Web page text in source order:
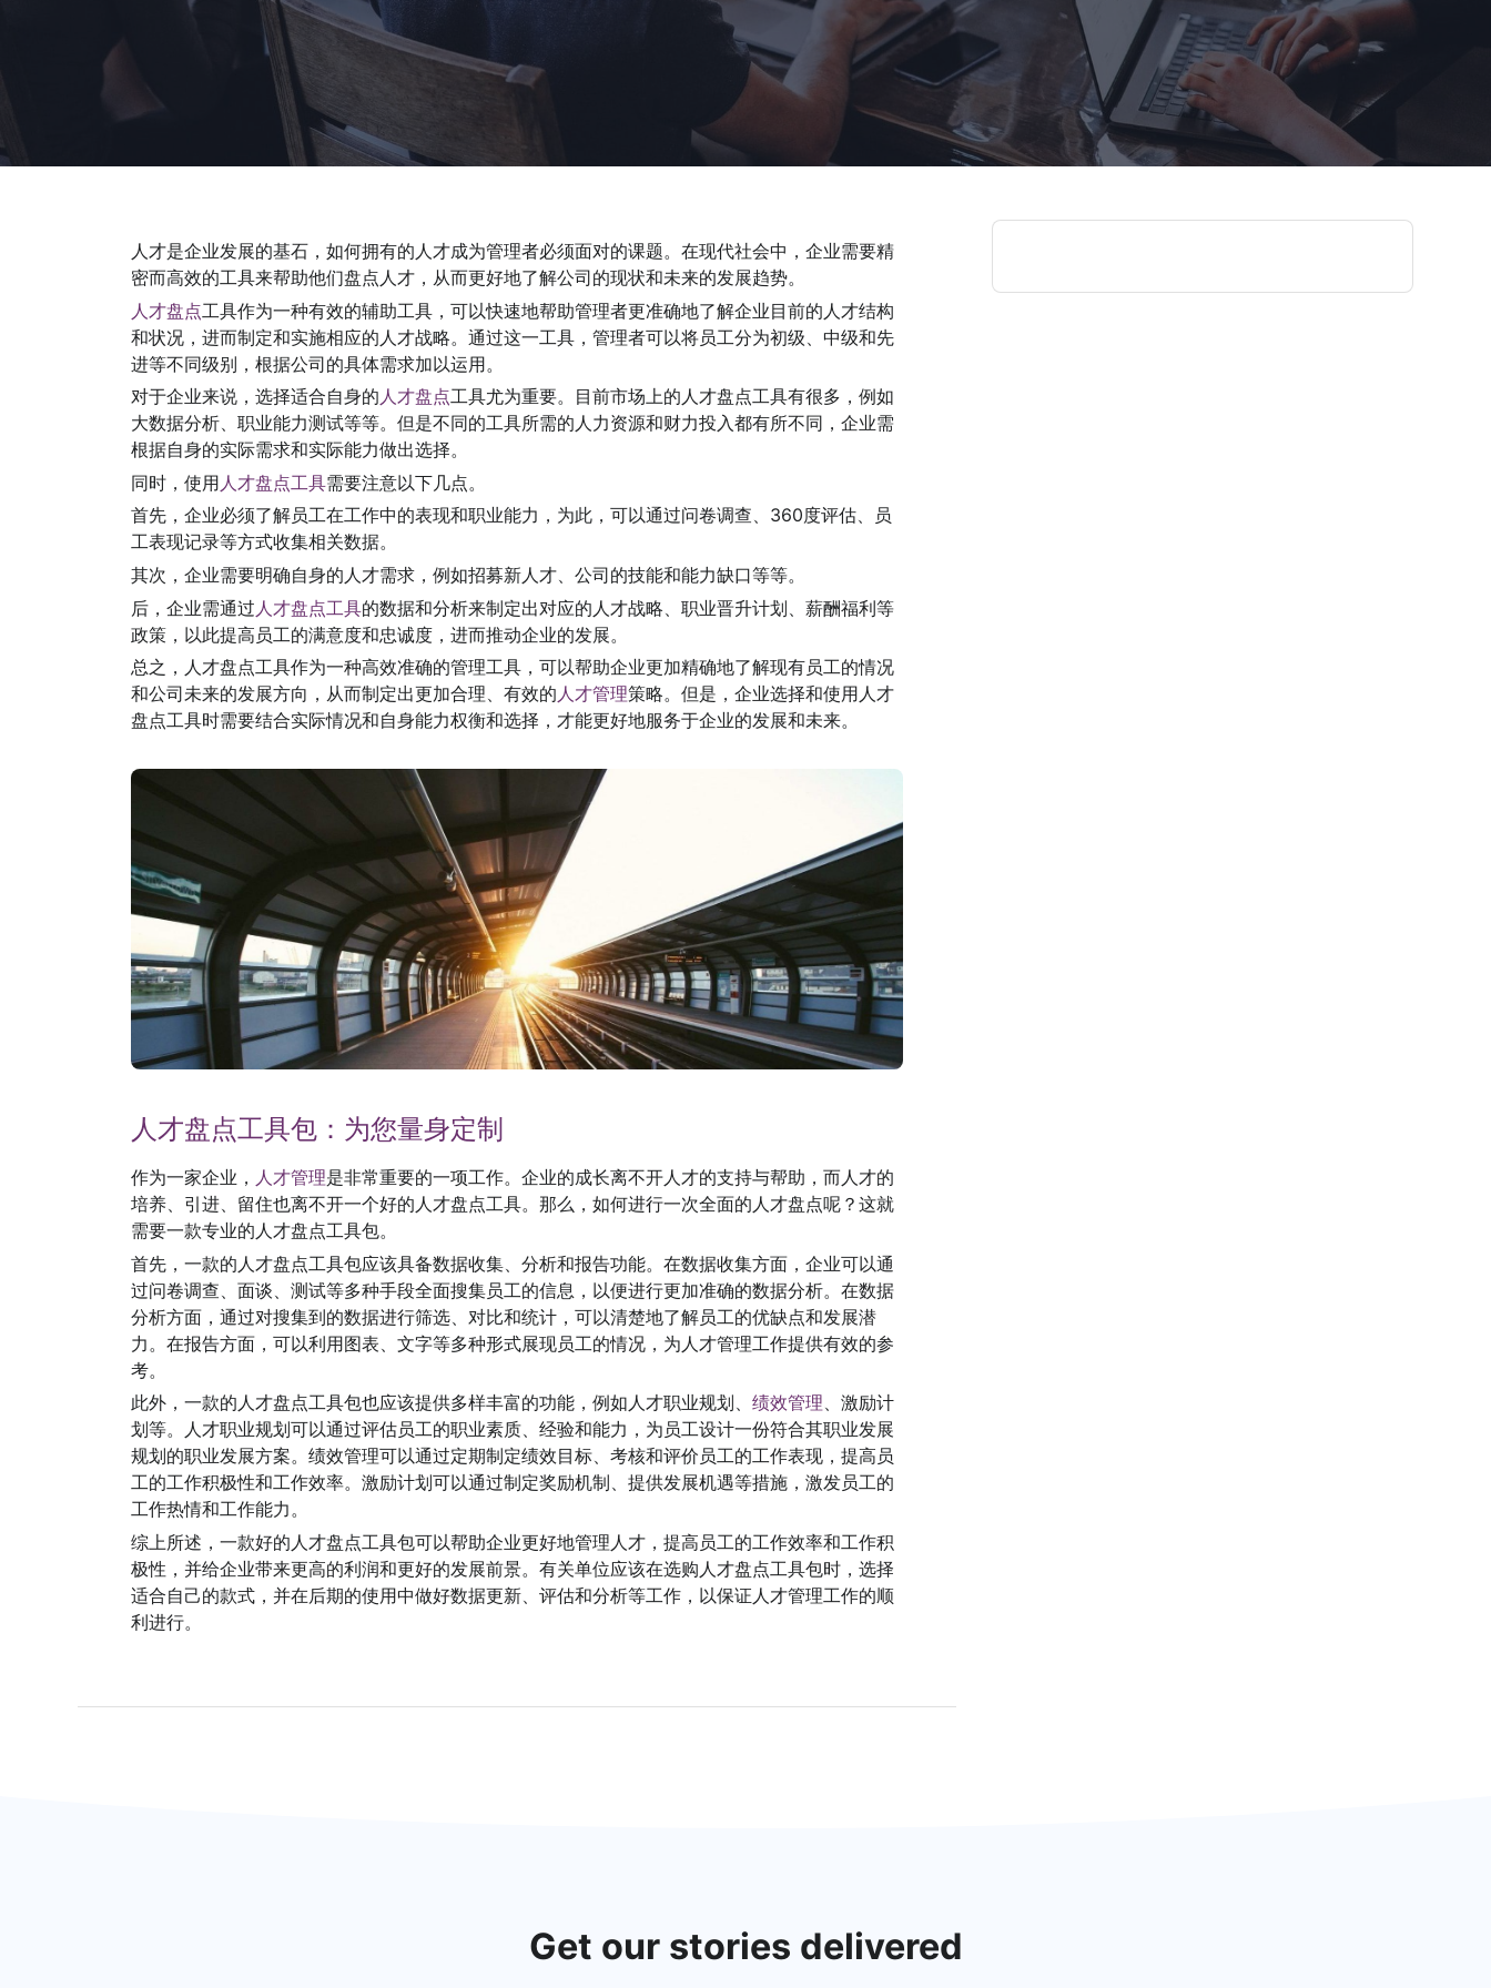
人才是企业发展的基石，如何拥有的人才成为管理者必须面对的课题。在现代社会中，企业需要精
密而高效的工具来帮助他们盘点人才，从而更好地了解公司的现状和未来的发展趋势。
人才盘点工具作为一种有效的辅助工具，可以快速地帮助管理者更准确地了解企业目前的人才结构
和状况，进而制定和实施相应的人才战略。通过这一工具，管理者可以将员工分为初级、中级和先
进等不同级别，根据公司的具体需求加以运用。
对于企业来说，选择适合自身的人才盘点工具尤为重要。目前市场上的人才盘点工具有很多，例如
大数据分析、职业能力测试等等。但是不同的工具所需的人力资源和财力投入都有所不同，企业需
根据自身的实际需求和实际能力做出选择。
同时，使用 人才盘点工具需要注意以下几点。
首先，企业必须了解员工在工作中的表现和职业能力，为此，可以通过问卷调查、360度评估、员
工表现记录等方式收集相关数据。
其次，企业需要明确自身的人才需求，例如招募新人才、公司的技能和能力缺口等等。
后，企业需通过 人才盘点工具的数据和分析来制定出对应的人才战略、职业晋升计划、薪酬福利等
政策，以此提高员工的满意度和忠诚度，进而推动企业的发展。
总之，人才盘点工具作为一种高效准确的管理工具，可以帮助企业更加精确地了解现有员工的情况
和公司未来的发展方向，从而制定出更加合理、有效的人才管理策略。但是，企业选择和使用人才
盘点工具时需要结合实际情况和自身能力权衡和选择，才能更好地服务于企业的发展和未来。
人才盘点工具包：为您量身定制
作为一家企业， 人才管理是非常重要的一项工作。企业的成长离不开人才的支持与帮助，而人才的
培养、引进、留住也离不开一个好的人才盘点工具。那么，如何进行一次全面的人才盘点呢？这就
需要一款专业的人才盘点工具包。
首先，一款的人才盘点工具包应该具备数据收集、分析和报告功能。在数据收集方面，企业可以通
过问卷调查、面谈、测试等多种手段全面搜集员工的信息，以便进行更加准确的数据分析。在数据
分析方面，通过对搜集到的数据进行筛选、对比和统计，可以清楚地了解员工的优缺点和发展潜
力。在报告方面，可以利用图表、文字等多种形式展现员工的情况，为人才管理工作提供有效的参
考。
此外，一款的人才盘点工具包也应该提供多样丰富的功能，例如人才职业规划、 绩效管理、激励计
划等。人才职业规划可以通过评估员工的职业素质、经验和能力，为员工设计一份符合其职业发展
规划的职业发展方案。绩效管理可以通过定期制定绩效目标、考核和评价员工的工作表现，提高员
工的工作积极性和工作效率。激励计划可以通过制定奖励机制、提供发展机遇等措施，激发员工的
工作热情和工作能力。
综上所述，一款好的人才盘点工具包可以帮助企业更好地管理人才，提高员工的工作效率和工作积
极性，并给企业带来更高的利润和更好的发展前景。有关单位应该在选购人才盘点工具包时，选择
适合自己的款式，并在后期的使用中做好数据更新、评估和分析等工作，以保证人才管理工作的顺
利进行。
Get our stories delivered